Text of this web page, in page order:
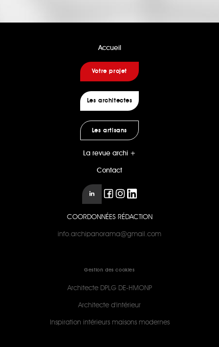
Accueil
Votre projet
Les architectes
Les artisans
La revue archi +
Contact
COORDONNÉES RÉDACTION
info.archipanorama@gmail.com
Gestion des cookies
Architecte DPLG DE-HMONP
Architecte d'intérieur
Inspiration intérieurs maisons modernes